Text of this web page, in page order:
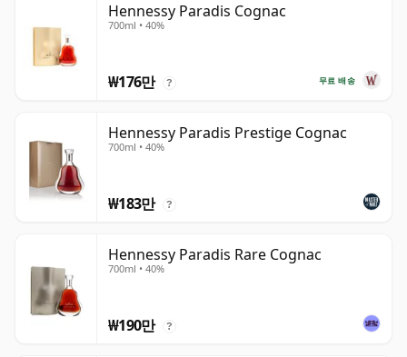
Hennessy Paradis Cognac
700ml • 40%
무료 배송
₩176만 ?
Hennessy Paradis Prestige Cognac
700ml • 40%
₩183만 ?
Hennessy Paradis Rare Cognac
700ml • 40%
₩190만 ?